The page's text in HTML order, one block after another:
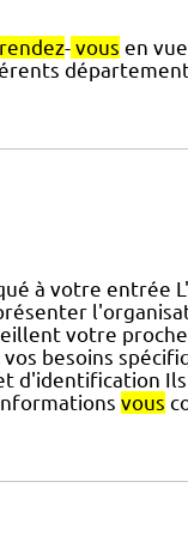
rendez- vous en
à votre entrée
votre
besoins
d'identification
vous